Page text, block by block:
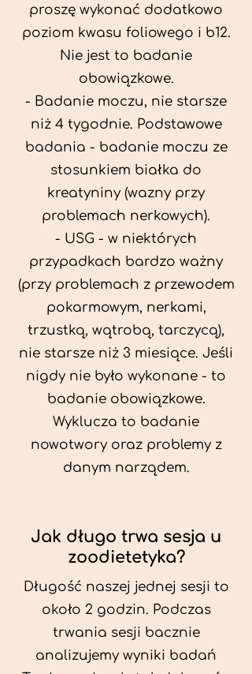
proszę wykonać dodatkowo
poziom kwasu foliowego i b12.
Nie jest to badanie
obowiązkowe.
- Badanie moczu, nie starsze
niż 4 tygodnie. Podstawowe
badania - badanie moczu ze
stosunkiem białka do
kreatyniny (wazny przy
problemach nerkowych).
- USG - w niektórych
przypadkach bardzo ważny
(przy problemach z przewodem
pokarmowym, nerkami,
trzustką, wątrobą, tarczycą),
nie starsze niż 3 miesiące. Jeśli
nigdy nie było wykonane - to
badanie obowiązkowe.
Wyklucza to badanie
nowotwory oraz problemy z
danym narządem.
Jak długo trwa sesja u
zoodietetyka?
Długość naszej jednej sesji to
około 2 godzin. Podczas
trwania sesji bacznie
analizujemy wyniki badań